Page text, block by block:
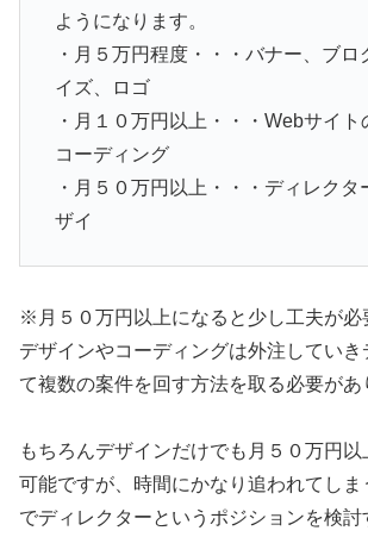
ようになります。
・月５万円程度・・・バナー、ブロ
イズ、ロゴ
・月１０万円以上・・・Webサイト
コーディング
・月５０万円以上・・・ディレクタ
ザイ
※月５０万円以上になると少し工夫が必
デザインやコーディングは外注していき
て複数の案件を回す方法を取る必要があ
もちろんデザインだけでも月５０万円
可能ですが、時間にかなり追われてし
でディレクターというポジションを検